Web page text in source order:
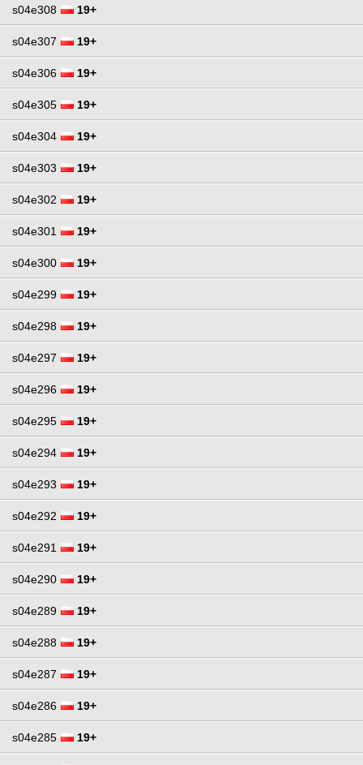
s04e308 19+
s04e307 19+
s04e306 19+
s04e305 19+
s04e304 19+
s04e303 19+
s04e302 19+
s04e301 19+
s04e300 19+
s04e299 19+
s04e298 19+
s04e297 19+
s04e296 19+
s04e295 19+
s04e294 19+
s04e293 19+
s04e292 19+
s04e291 19+
s04e290 19+
s04e289 19+
s04e288 19+
s04e287 19+
s04e286 19+
s04e285 19+